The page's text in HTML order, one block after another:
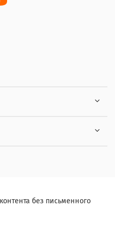
без письменного